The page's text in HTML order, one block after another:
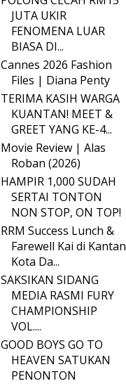
JUTA UKIR
FENOMENA LUAR
BIASA DI...
Cannes 2026 Fashion
Files | Diana Penty
TERIMA KASIH WARGA
KUANTAN! MEET &
GREET YANG KE-4...
Movie Review | Alas
Roban (2026)
HAMPIR 1,000 SUDAH
SERTAI TONTON
NON STOP, ON TOP!
RRM Success Lunch &
Farewell Kai di Kantan
Kota Da...
SAKSIKAN SIDANG
MEDIA RASMI FURY
CHAMPIONSHIP
VOL....
GOOD BOYS GO TO
HEAVEN SATUKAN
PENONTON